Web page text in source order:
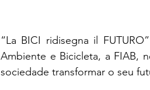
“La BICI ridisegna il
Ambiente e Bicicleta, a FIAB,
sociedade transformar o seu